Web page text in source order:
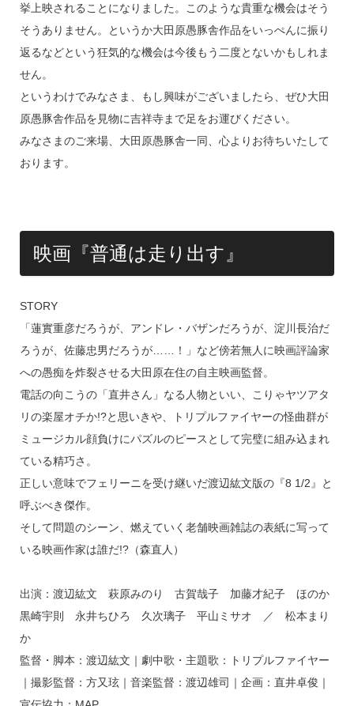
挙上映されることになりました。このような貴重な機会はそう
そうありません。というか大田原愚豚舎作品をいっぺんに振り
返るなどという狂気的な機会は今後もう二度とないかもしれま
せん。
というわけでみなさま、もし興味がございましたら、ぜひ大田
原愚豚舎作品を見物に吉祥寺まで足をお運びください。
みなさまのご来場、大田原愚豚舎一同、心よりお待ちいたして
おります。
映画『普通は走り出す』
STORY
「蓮實重彦だろうが、アンドレ・バザンだろうが、淀川長治だ
ろうが、佐藤忠男だろうが……！」など傍若無人に映画評論家
への愚痴を炸裂させる大田原在住の自主映画監督。
電話の向こうの「直井さん」なる人物といい、こりゃヤツアタ
リの楽屋オチか!?と思いきや、トリプルファイヤーの怪曲群が
ミュージカル顔負けにパズルのピースとして完璧に組み込まれ
ている精巧さ。
正しい意味でフェリーニを受け継いだ渡辺紘文版の『8 1/2』と
呼ぶべき傑作。
そして問題のシーン、燃えていく老舗映画雑誌の表紙に写って
いる映画作家は誰だ!?（森直人）
出演：渡辺紘文 萩原みのり 古賀哉子 加藤才紀子 ほのか
黒崎宇則 永井ちひろ 久次璃子 平山ミサオ ／ 松本まり
か
監督・脚本：渡辺紘文｜劇中歌・主題歌：トリプルファイヤー
｜撮影監督：方又玹｜音楽監督：渡辺雄司｜企画：直井卓俊｜